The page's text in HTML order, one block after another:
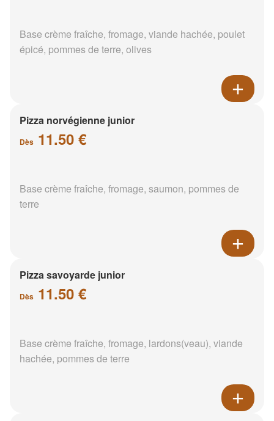
Base crème fraîche, fromage, viande hachée, poulet
épicé, pommes de terre, olives
Pizza norvégienne junior
Dès 11.50 €
Base crème fraîche, fromage, saumon, pommes de
terre
Pizza savoyarde junior
Dès 11.50 €
Base crème fraîche, fromage, lardons(veau), viande
hachée, pommes de terre